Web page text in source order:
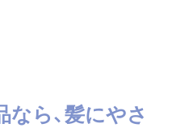
ら、髪にやさ